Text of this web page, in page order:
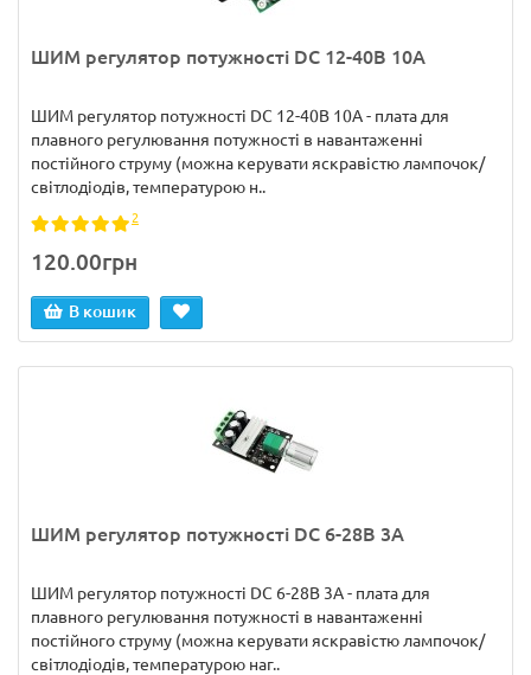
ШИМ регулятор потужності DC 12-40В 10A
ШИМ регулятор потужності DC 12-40В 10А - плата для
плавного регулювання потужності в навантаженні
постійного струму (можна керувати яскравістю лампочок/
світлодіодів, температурою н..
2
120.00грн
В кошик
ШИМ регулятор потужності DC 6-28В 3A
ШИМ регулятор потужності DC 6-28В 3А - плата для
плавного регулювання потужності в навантаженні
постійного струму (можна керувати яскравістю лампочок/
світлодіодів, температурою наг..